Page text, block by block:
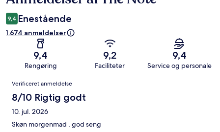
9,4 Enestående
1.674 anmeldelser
9,4
Rengøring
9,2
Faciliteter
9,4
Service og personale
Anmeldelser
Verificeret anmeldelse
8/10 Rigtig godt
10. jul. 2026
Skøn morgenmad , god seng